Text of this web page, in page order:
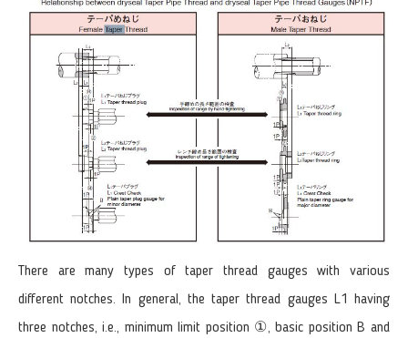
There are many types of taper thread gauges with various
different notches. In general, the taper thread gauges L1 having
three notches, i.e., minimum limit position ①, basic position B and